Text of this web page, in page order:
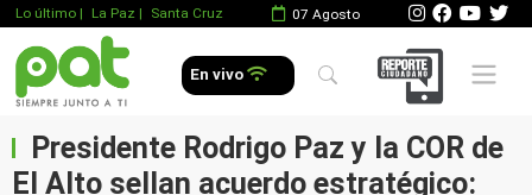
Lo último | La Paz | Santa Cruz 07 Agosto
En vivo Mobile
Presidente Rodrigo Paz y la COR de
El Alto sellan acuerdo estratégico: